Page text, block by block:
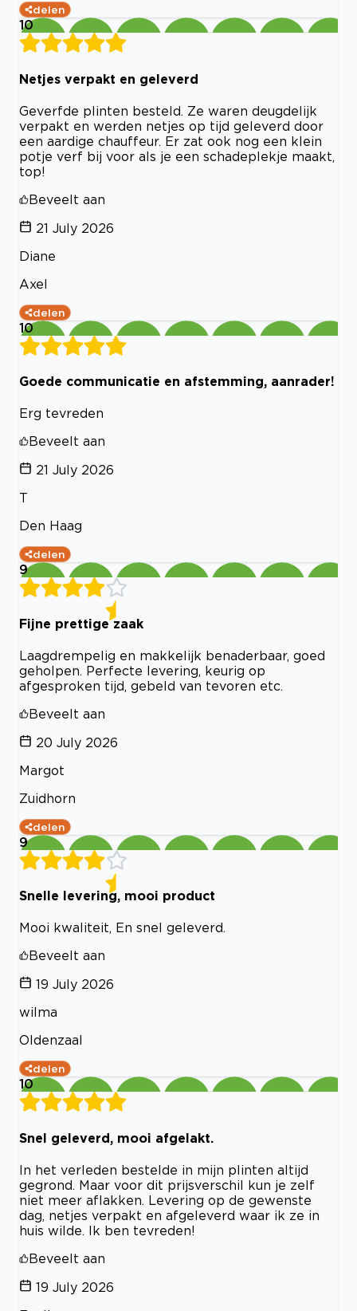
delen
10
Netjes verpakt en geleverd
Geverfde plinten besteld. Ze waren deugdelijk
verpakt en werden netjes op tijd geleverd door
een aardige chauffeur. Er zat ook nog een klein
potje verf bij voor als je een schadeplekje maakt,
top!
Beveelt aan
21 July 2026
Diane
Axel
delen
10
Goede communicatie en afstemming, aanrader!
Erg tevreden
Beveelt aan
21 July 2026
T
Den Haag
delen
9
Fijne prettige zaak
Laagdrempelig en makkelijk benaderbaar, goed
geholpen. Perfecte levering, keurig op
afgesproken tijd, gebeld van tevoren etc.
Beveelt aan
20 July 2026
Margot
Zuidhorn
delen
9
Snelle levering, mooi product
Mooi kwaliteit, En snel geleverd.
Beveelt aan
19 July 2026
wilma
Oldenzaal
delen
10
Snel geleverd, mooi afgelakt.
In het verleden bestelde in mijn plinten altijd
gegrond. Maar voor dit prijsverschil kun je zelf
niet meer aflakken. Levering op de gewenste
dag, netjes verpakt en afgeleverd waar ik ze in
huis wilde. Ik ben tevreden!
Beveelt aan
19 July 2026